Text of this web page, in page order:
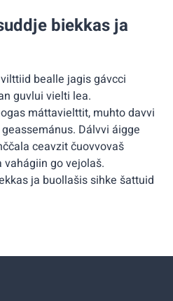
biekkas ja
bealle jagis gávcci
guvlui vielti lea.
máttavielttit, muhto davvi
Dálvvi áigge
ceavzit čuovvovaš
go vejolaš.
ja buollašis sihke šattuid